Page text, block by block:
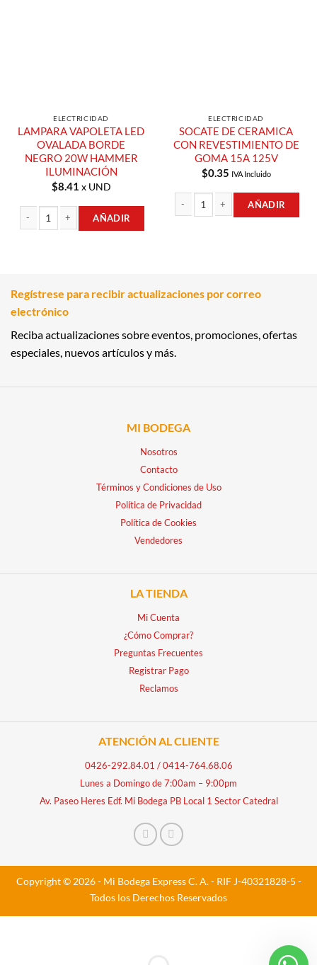
ELECTRICIDAD
LAMPARA VAPOLETA LED
OVALADA BORDE
NEGRO 20W HAMMER
ILUMINACIÓN
$8.41 x UND
AÑADIR
ELECTRICIDAD
SOCATE DE CERAMICA
CON REVESTIMIENTO DE
GOMA 15A 125V
$0.35 IVA Incluido
AÑADIR
Regístrese para recibir actualizaciones por correo
electrónico
Reciba actualizaciones sobre eventos, promociones, ofertas
especiales, nuevos artículos y más.
MI BODEGA
Nosotros
Contacto
Términos y Condiciones de Uso
Política de Privacidad
Política de Cookies
Vendedores
LA TIENDA
Mi Cuenta
¿Cómo Comprar?
Preguntas Frecuentes
Registrar Pago
Reclamos
ATENCIÓN AL CLIENTE
0426-292.84.01 /0414-764.68.06
Lunes a Domingo de 7:00am – 9:00pm
Av. Paseo Heres Edf. Mi Bodega PB Local 1 Sector Catedral
Copyright © 2026 - Mi Bodega Express C. A. - RIF J-40321828-5 -
Todos los Derechos Reservados